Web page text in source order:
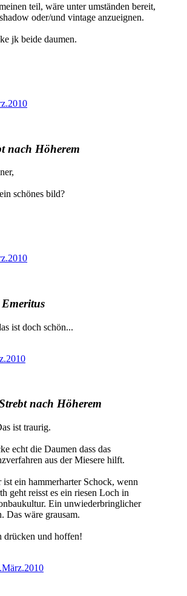
teil, wäre unter umständen bereit,
oder/und vintage anzueignen.
jk beide daumen.
nach Höherem
schönes bild?
ist doch schön...
nach Höherem
ist traurig.
echt die Daumen dass das
aus der Miesere hilft.
ist ein hammerharter Schock, wenn
geht reisst es ein riesen Loch in
Ein unwiederbringlicher
Das wäre grausam.
drücken und hoffen!